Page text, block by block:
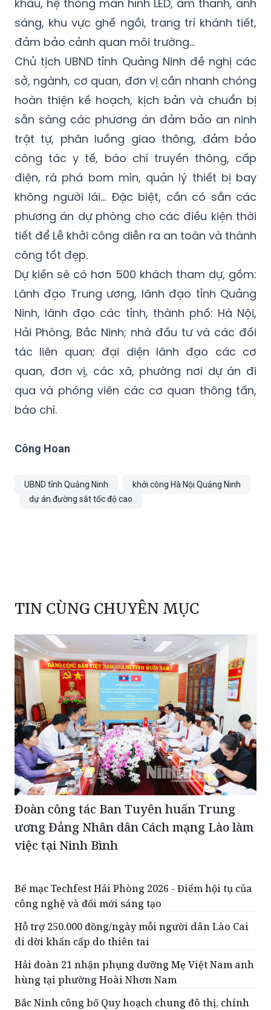
khấu, hệ thống màn hình LED, âm thanh, ánh
sáng, khu vực ghế ngồi, trang trí khánh tiết,
đảm bảo cảnh quan môi trường…
Chủ tịch UBND tỉnh Quảng Ninh đề nghị các
sở, ngành, cơ quan, đơn vị cần nhanh chóng
hoàn thiện kế hoạch, kịch bản và chuẩn bị
sẵn sàng các phương án đảm bảo an ninh
trật tự, phân luồng giao thông, đảm bảo
công tác y tế, báo chí truyền thông, cấp
điện, rà phá bom mìn, quản lý thiết bị bay
không người lái… Đặc biệt, cần có sẵn các
phương án dự phòng cho các điều kiện thời
tiết để Lễ khởi công diễn ra an toàn và thành
công tốt đẹp.
Dự kiến sẽ có hơn 500 khách tham dự, gồm:
Lãnh đạo Trung ương, lãnh đạo tỉnh Quảng
Ninh, lãnh đạo các tỉnh, thành phố: Hà Nội,
Hải Phòng, Bắc Ninh; nhà đầu tư và các đối
tác liên quan; đại diện lãnh đạo các cơ
quan, đơn vị, các xã, phường nơi dự án đi
qua và phóng viên các cơ quan thông tấn,
báo chí.
Công Hoan
UBND tỉnh Quảng Ninh
khởi công Hà Nội Quảng Ninh
dự án đường sắt tốc độ cao
TIN CÙNG CHUYÊN MỤC
Đoàn công tác Ban Tuyên huấn Trung
ương Đảng Nhân dân Cách mạng Lào làm
việc tại Ninh Bình
Bế mạc Techfest Hải Phòng 2026 - Điểm hội tụ của
công nghệ và đổi mới sáng tạo
Hỗ trợ 250.000 đồng/ngày mỗi người dân Lào Cai
di dời khẩn cấp do thiên tai
Hải đoàn 21 nhận phụng dưỡng Mẹ Việt Nam anh
hùng tại phường Hoài Nhơn Nam
Bắc Ninh công bố Quy hoạch chung đô thị, chính